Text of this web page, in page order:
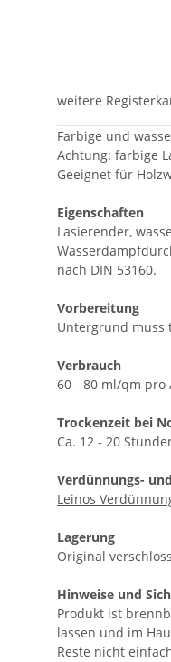
weitere
Farbige und
Achtung: farbige
Geeignet für
Eigenschaften
Lasierender,
nach DIN 53160.
Vorbereitung
Untergrund muss
Verbrauch
60 - 80 ml/qm pro
Trockenzeit bei
Ca. 12 - 20
Verdünnungs-
Leinos
Lagerung
Original
Hinweise und
Produkt ist
lassen und im
Reste nicht